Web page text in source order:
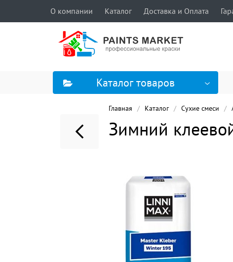
О компании Каталог Доставка и Оплата
Каталог товаров
Главная Каталог Сухие смеси
Зимний